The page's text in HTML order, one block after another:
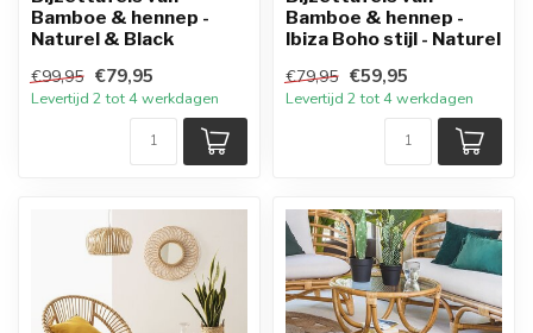
Bamboe & hennep -
Naturel & Black
€99,95 €79,95
Levertijd 2 tot 4 werkdagen
Bamboe & hennep -
Ibiza Boho stijl - Naturel
€79,95 €59,95
Levertijd 2 tot 4 werkdagen